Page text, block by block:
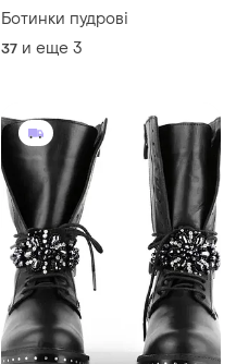
Ботинки пудрові
37 и еще 3